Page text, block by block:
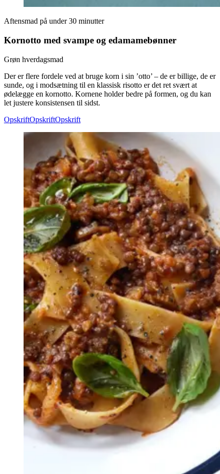
Aftensmad på under 30 minutter
Kornotto med svampe og edamamebønner
Grøn hverdagsmad
Der er flere fordele ved at bruge korn i sin ’otto’ – de er billige, de er
sunde, og i modsætning til en klassisk risotto er det ret svært at
ødelægge en kornotto. Kornene holder bedre på formen, og du kan
let justere konsistensen til sidst.
OpskriftOpskriftOpskrift